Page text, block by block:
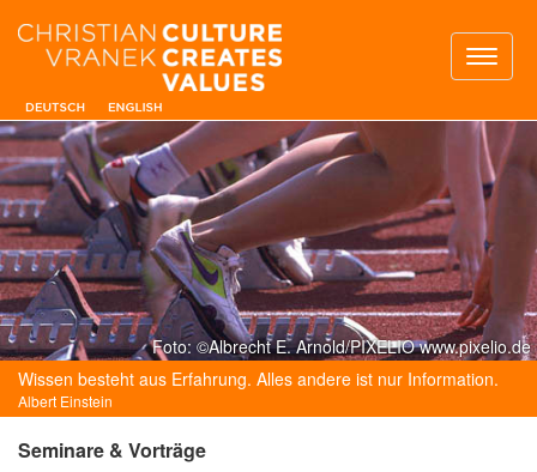
Foto: ©Albrecht E. Arnold/PIXELIO www.pixelio.de
Wissen besteht aus Erfahrung. Alles andere ist nur Information.
Albert Einstein
Seminare & Vorträge